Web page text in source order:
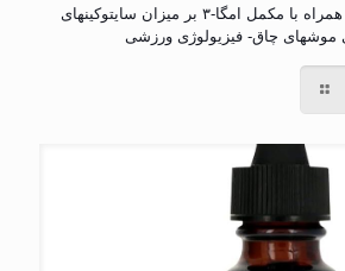
اثر تمرین هوازی شدید همراه با مکمل امگا-۳ بر میزان سایتوکینهای
موشهای چاق- فیزیولوژی ورزشی